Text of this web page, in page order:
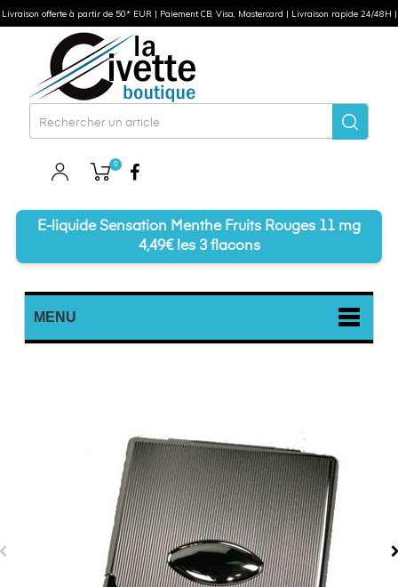
0
E-liquide Sensation Menthe Fruits Rouges 11 mg
4,49€ les 3 flacons
MENU
Livraison offerte à partir de 50* EUR | Paiement CB, Visa, Mastercard | Livraison rapide 24/48H |